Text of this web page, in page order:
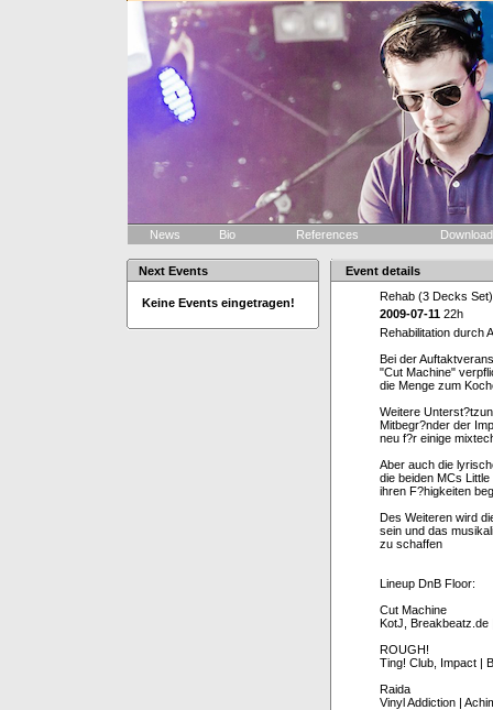
News Bio References
Next Events
Keine Events eingetragen!
Event details
Rehab (3 Decks Set)
2009-07-11 22h
Rehabilitation durch
Bei der
"Cut Machine"
die Menge zum
Weitere
Mitbegr?nder der
neu f?r einige
Aber auch die
die beiden MCs
ihren F?higkeiten
Des Weiteren wird
sein und das
zu schaffen
Lineup DnB Floor:
Cut Machine
KotJ, Breakbeatz.de
ROUGH!
Ting! Club, Impact |
Raida
Vinyl Addiction |